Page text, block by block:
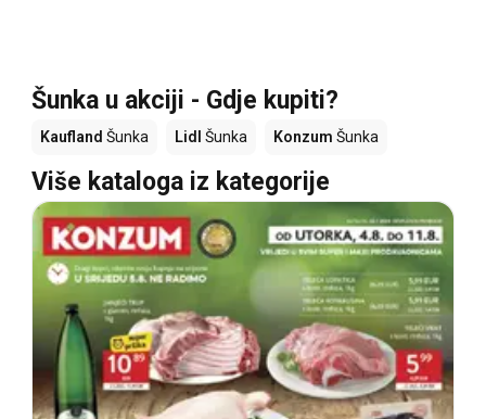
Šunka u akciji - Gdje kupiti?
Kaufland Šunka Lidl Šunka Konzum Šunka
Više kataloga iz kategorije